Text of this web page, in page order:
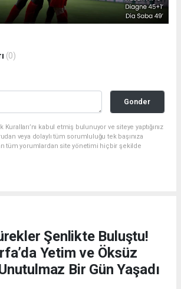
(0)
Gonder
kabul etmiş bulunuyor ve siteye yaptığınız
veya dolaylı tüm sorumluluğu tek başınıza
tüm yorumlardan site yönetimi hiçbir şekilde
Şenlikte Buluştu!
Yetim ve Öksüz
Bir Gün Yaşadı